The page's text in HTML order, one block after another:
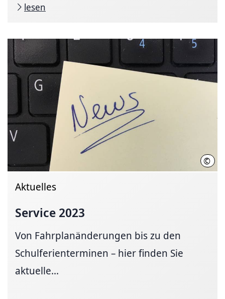
lesen
©
Aktuelles
Service 2023
Von Fahrplanänderungen bis zu den
Schulferienterminen – hier finden Sie
aktuelle...